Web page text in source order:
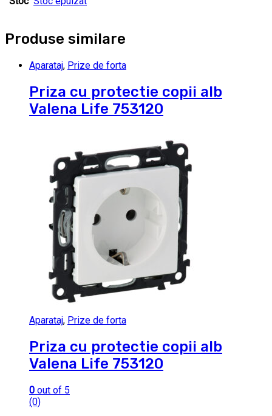
Produse similare
Aparataj, Prize de forta
Priza cu protectie copii alb
Valena Life 753120
Aparataj, Prize de forta
Priza cu protectie copii alb
Valena Life 753120
0 out of 5
(0)